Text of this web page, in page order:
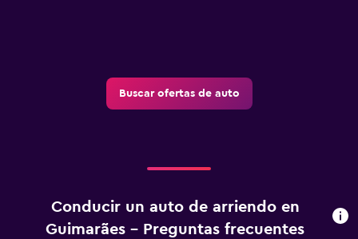
Buscar ofertas de auto
Conducir un auto de arriendo en
Guimarães - Preguntas frecuentes